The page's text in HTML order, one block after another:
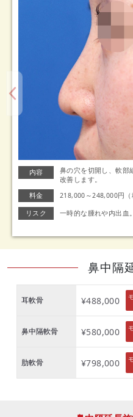
内容
鼻の穴を切開し、軟部
改善します。
料金
218,000～248,000円（
リスク 一時的な腫れや内出血
鼻中隔
耳軟骨 ¥488,000
鼻中隔軟骨 ¥580,000
肋軟骨 ¥798,000